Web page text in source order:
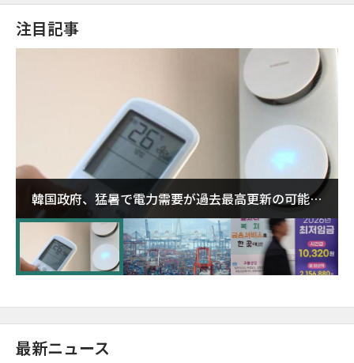
注目記事
韓国政府、猛暑で電力需要が過去最高更新の可能性
に需給対応体制を点検
最新ニュース